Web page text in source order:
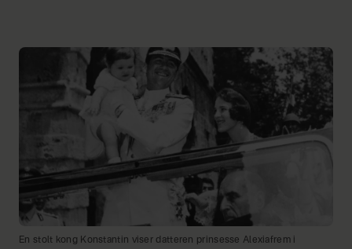
En stolt kong Konstantin viser datteren prinsesse Alexiafrem i